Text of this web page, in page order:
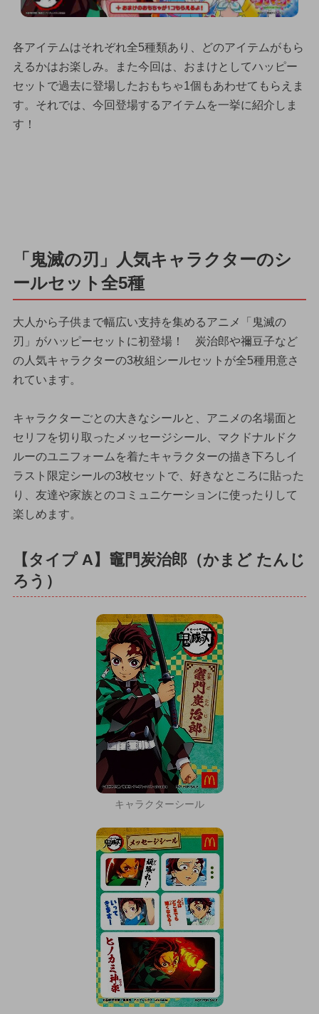
各アイテムはそれぞれ全5種類あり、どのアイテムがもら
えるかはお楽しみ。また今回は、おまけとしてハッピー
セットで過去に登場したおもちゃ1個もあわせてもらえま
す。それでは、今回登場するアイテムを一挙に紹介しま
す！
「鬼滅の刃」人気キャラクターのシ
ールセット全5種
大人から子供まで幅広い支持を集めるアニメ「鬼滅の
刃」がハッピーセットに初登場！ 炭治郎や禰豆子など
の人気キャラクターの3枚組シールセットが全5種用意さ
れています。
キャラクターごとの大きなシールと、アニメの名場面と
セリフを切り取ったメッセージシール、マクドナルドク
ルーのユニフォームを着たキャラクターの描き下ろしイ
ラスト限定シールの3枚セットで、好きなところに貼った
り、友達や家族とのコミュニケーションに使ったりして
楽しめます。
【タイプ A】竈門炭治郎（かまど たんじ
ろう）
キャラクターシール